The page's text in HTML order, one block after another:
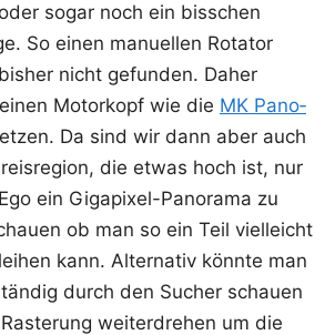
sogar noch ein biss­chen
So einen manu­el­len Rota­tor
nicht gefun­den. Daher
Motor­kopf wie die MK Pan­o­
Da sind wir dann aber auch
die etwas hoch ist, nur
ein Giga­pi­xel-Pan­ora­ma zu
ob man so ein Teil viel­leicht
kann. Alter­na­tiv könn­te man
durch den Sucher schau­en
wei­ter­dre­hen um die